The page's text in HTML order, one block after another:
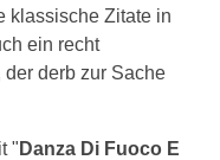
klassische Zitate in
ein recht
derb zur Sache
" Danza Di Fuoco E